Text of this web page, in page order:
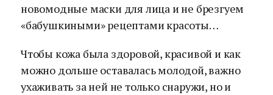
новомодные маски для лица и не брезгуем
«бабушкиными» рецептами красоты…
Чтобы кожа была здоровой, красивой и как
можно дольше оставалась молодой, важно
ухаживать за ней не только снаружи, но и